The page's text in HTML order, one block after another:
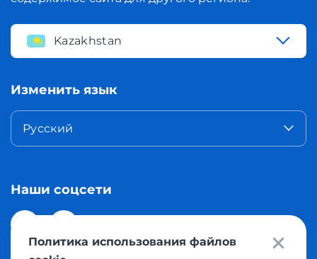
Kazakhstan
Изменить язык
Русский
Наши соцсети
Политика использования файлов